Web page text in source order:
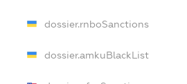
dossier.rnboSanctions
dossier.amkuBlackList